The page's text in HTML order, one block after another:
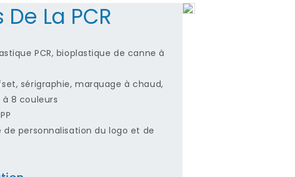
La PCR
PCR, bioplastique de canne à
sérigraphie, marquage à chaud,
8 couleurs
de personnalisation du logo et de